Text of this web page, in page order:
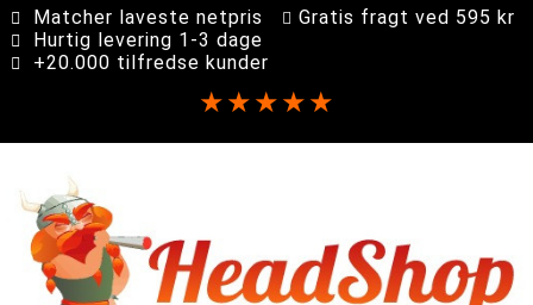
Matcher laveste netpris
Gratis fragt ved 595 kr
Hurtig levering 1-3 dage
+20.000 tilfredse kunder
★★★★★